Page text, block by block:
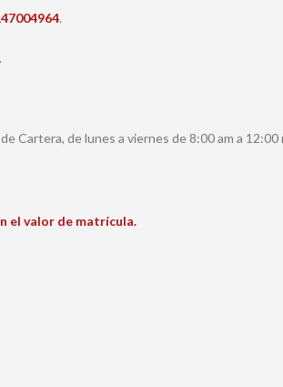
.
.
Cartera, de lunes a viernes de 8:00 am a 12:00
el valor de matrícula.